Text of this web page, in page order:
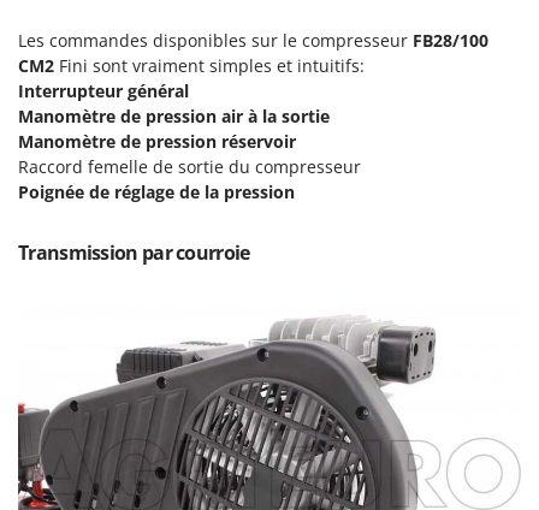
Ninja
Novatec
Novital
NuAir
NuovaFac
O
Officine Savioli
Omas
Ompagrill
Ooni
Les commandes disponibles sur le compresseur FB28/100
CM2 Fini sont vraiment simples et intuitifs:
Interrupteur général
Manomètre de pression air à la sortie
Manomètre de pression réservoir
Raccord femelle de sortie du compresseur
Poignée de réglage de la pression
Transmission par courroie